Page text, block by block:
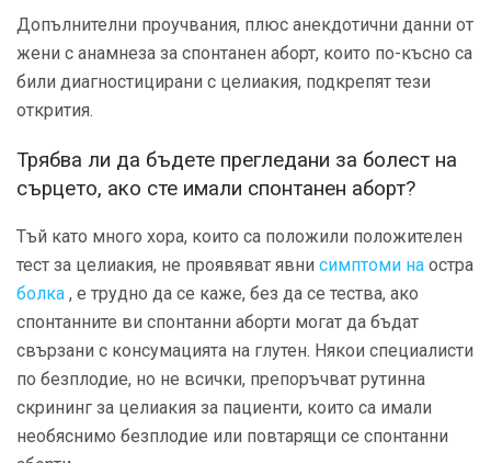
Допълнителни проучвания, плюс анекдотични данни от
жени с анамнеза за спонтанен аборт, които по-късно са
били диагностицирани с целиакия, подкрепят тези
открития.
Трябва ли да бъдете прегледани за болест на
сърцето, ако сте имали спонтанен аборт?
Тъй като много хора, които са положили положителен
тест за целиакия, не проявяват явни симптоми на остра
болка , е трудно да се каже, без да се тества, ако
спонтанните ви спонтанни аборти могат да бъдат
свързани с консумацията на глутен. Някои специалисти
по безплодие, но не всички, препоръчват рутинна
скрининг за целиакия за пациенти, които са имали
необяснимо безплодие или повтарящи се спонтанни